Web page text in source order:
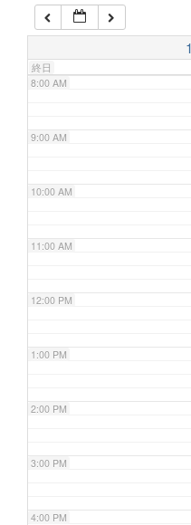
終日
7:00 AM
8:00 AM
9:00 AM
10:00 AM
11:00 AM
12:00 PM
1:00 PM
2:00 PM
3:00 PM
4:00 PM